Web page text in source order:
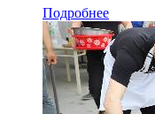
Подробнее